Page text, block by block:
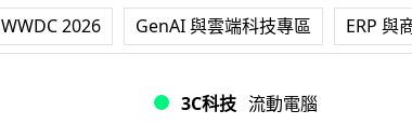
WWDC 2026 GenAI 與雲端科技專區 ERP 與
3C科技 流動電腦